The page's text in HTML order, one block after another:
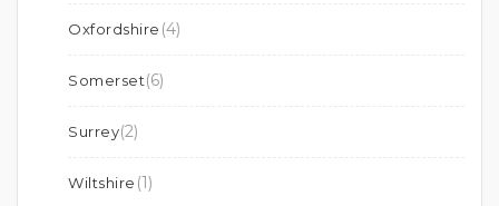
Oxfordshire (4)
Somerset(6)
Surrey(2)
Wiltshire (1)